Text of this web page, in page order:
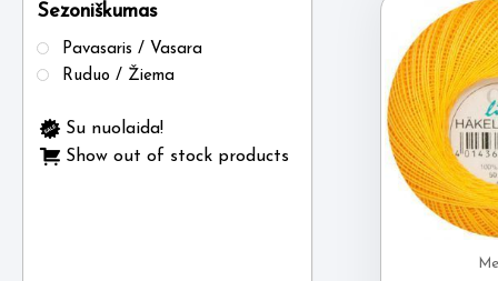
Sezoniškumas
Pavasaris / Vasara
Ruduo / Žiema
Su nuolaida!
Show out of stock products